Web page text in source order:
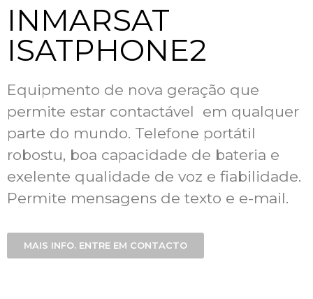
INMARSAT
ISATPHONE2
Equipmento de nova geração que
permite estar contactável em qualquer
parte do mundo. Telefone portátil
robostu, boa capacidade de bateria e
exelente qualidade de voz e fiabilidade.
Permite mensagens de texto e e-mail.
MAIS INFO. ENTRE EM CONTACTO